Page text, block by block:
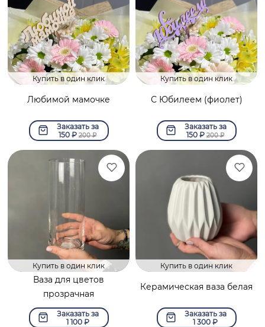
Купить в один клик
Любимой мамочке
Заказать за
150 ₽ 200₽
Купить в один клик
С Юбилеем (фиолет)
Заказать за
150 ₽ 200₽
Купить в один клик
Ваза для цветов
прозрачная
Заказать за
1 100₽
Купить в один клик
Керамическая ваза белая
Заказать за
1 300 ₽